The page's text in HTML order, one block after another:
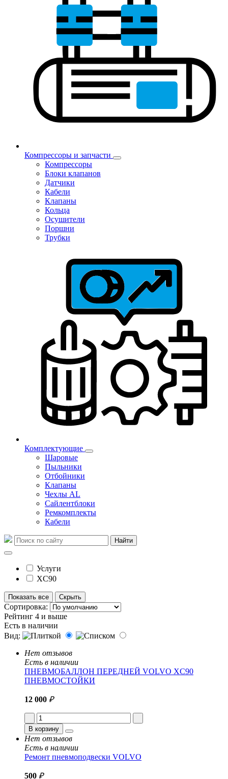
Компрессоры и запчасти
Компрессоры
Блоки клапанов
Датчики
Кабели
Клапаны
Кольца
Осушители
Поршни
Трубки
Комплектующие
Шаровые
Пыльники
Отбойники
Клапаны
Чехлы AL
Сайлентблоки
Ремкомплекты
Кабели
Найти
Услуги
XC90
Показать все Скрыть
Сортировка:
Рейтинг 4 и выше
Есть в наличии
Вид:
Нет отзывов
Есть в наличии
ПНЕВМОБАЛЛОН ПЕРЕДНЕЙ VOLVO XC90
ПНЕВМОСТОЙКИ
12 000 ₽
В корзину
Нет отзывов
Есть в наличии
Ремонт пневмоподвески VOLVO
500 ₽